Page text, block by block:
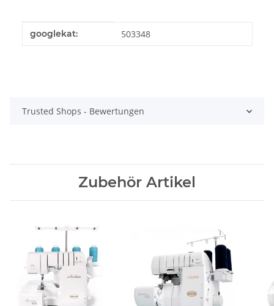
Produkteigenschaft
Wert
googlekat: 503348
Trusted Shops - Bewertungen
Zubehör Artikel